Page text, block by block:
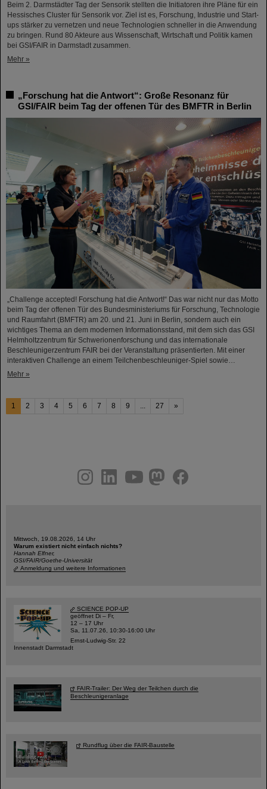
Beim 2. Darmstädter Tag der Sensorik stellten die Initiatoren ihre Pläne für ein
Hessisches Cluster für Sensorik vor. Ziel ist es, Forschung, Industrie und Start-
ups stärker zu vernetzen und neue Technologien schneller in die Anwendung
zu bringen. Rund 80 Akteure aus Wissenschaft, Wirtschaft und Politik kamen
bei GSI/FAIR in Darmstadt zusammen.
Mehr »
„Forschung hat die Antwort“: Große Resonanz für
GSI/FAIR beim Tag der offenen Tür des BMFTR in Berlin
„Challenge accepted! Forschung hat die Antwort!“ Das war nicht nur das Motto
beim Tag der offenen Tür des Bundesministeriums für Forschung, Technologie
und Raumfahrt (BMFTR) am 20. und 21. Juni in Berlin, sondern auch ein
wichtiges Thema an dem modernen Informationsstand, mit dem sich das GSI
Helmholtzzentrum für Schwerionenforschung und das internationale
Beschleunigerzentrum FAIR bei der Veranstaltung präsentierten. Mit einer
interaktiven Challenge an einem Teilchenbeschleuniger-Spiel sowie…
Mehr »
1 2 3 4 5 6 7 8 9 27 »
youtubehelmholtz.socialfacebook
Mittwoch, 19.08.2026, 14 Uhr
Warum existiert nicht einfach nichts?
Hannah Elfner,
GSI/FAIR/Goethe-Universität
Anmeldung und weitere Informationen
SCIENCE POP-UP
geöffnet Di – Fr,
12 – 17 Uhr
Sa, 11.07.26, 10:30-16:00 Uhr
Ernst-Ludwig-Str. 22
Innenstadt Darmstadt
FAIR-Trailer: Der Weg der Teilchen durch die
Beschleunigeranlage
Rundflug über die FAIR-Baustelle